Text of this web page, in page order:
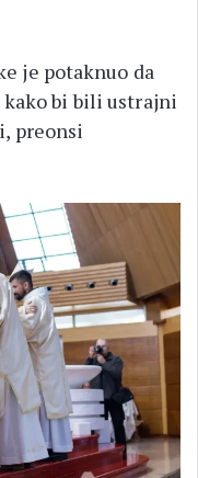
je potaknuo da
kako bi bili ustrajni
preonsi